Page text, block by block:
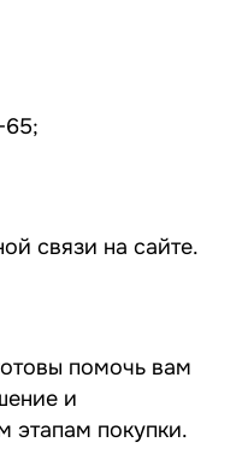
65;
связи на сайте.
помочь вам
и
этапам покупки.